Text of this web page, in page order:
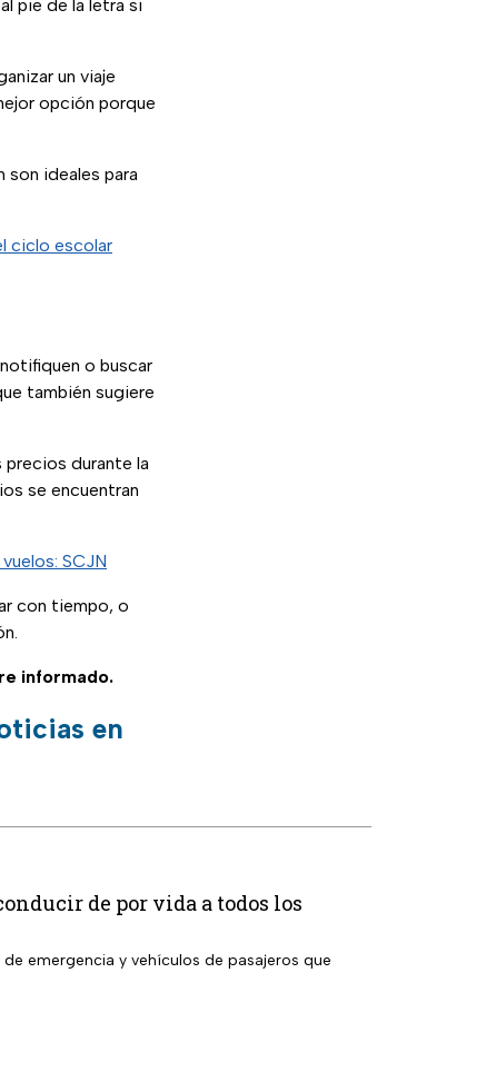
pie de la letra si
un viaje
opción porque
son ideales para
ciclo escolar
o buscar
también sugiere
precios durante la
se encuentran
SCJN
con tiempo, o
informado.
en
de por vida a todos los
emergencia y vehículos de pasajeros que